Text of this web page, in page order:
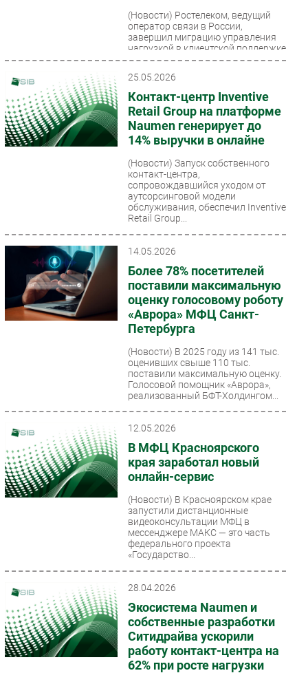
(Новости) Ростелеком, ведущий
оператор связи в России,
завершил миграцию управления
нагрузкой в клиентской поддержке
с решения Teleopti на российскую...
25.05.2026
Контакт-центр Inventive
Retail Group на платформе
Naumen генерирует до
14% выручки в онлайне
(Новости) Запуск собственного
контакт-центра,
сопровождавшийся уходом от
аутсорсинговой модели
обслуживания, обеспечил Inventive
Retail Group...
14.05.2026
Более 78% посетителей
поставили максимальную
оценку голосовому роботу
«Аврора» МФЦ Санкт-
Петербурга
(Новости) В 2025 году из 141 тыс.
оценивших свыше 110 тыс.
поставили максимальную оценку.
Голосовой помощник «Аврора»,
реализованный БФТ-Холдингом...
12.05.2026
В МФЦ Красноярского
края заработал новый
онлайн-сервис
(Новости) В Красноярском крае
запустили дистанционные
видеоконсультации МФЦ в
мессенджере МАКС — это часть
федерального проекта
«Государство...
28.04.2026
Экосистема Naumen и
собственные разработки
Ситидрайва ускорили
работу контакт-центра на
62% при росте нагрузки